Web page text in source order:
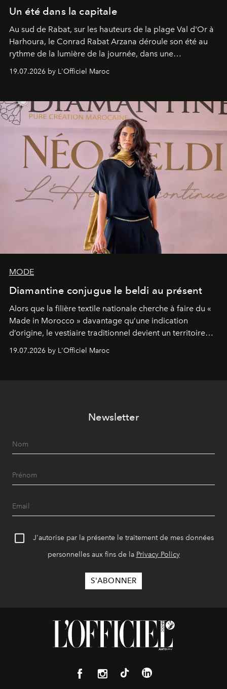
Un été dans la capitale
Au sud de Rabat, sur les hauteurs de la plage Val d'Or à
Harhoura, le Conrad Rabat Arzana déroule son été au
rythme de la lumière de la journée, dans une
rendez-vous avec l’océan.
19.07.2026 by L'Officiel Maroc
MODE
Diamantine conjugue le beldi au présent
Alors que la filière textile nationale cherche à faire du «
Made in Morocco » davantage qu’une indication
d’origine, le vestiaire traditionnel devient un territoire
révise les proportions et les usages pour l’inscrire dans
19.07.2026 by L'Officiel Maroc
Newsletter
J'autorise par la présente le traitement de mes données
personnelles aux fins de la Privacy Policy